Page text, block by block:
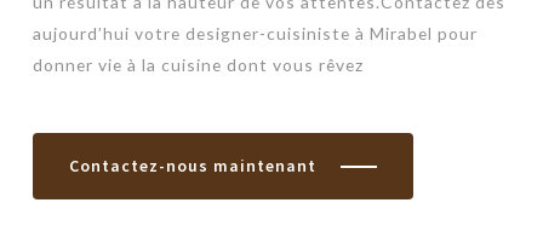
aujourd’hui votre designer-cuisiniste à Mirabel pour
donner vie à la cuisine dont vous rêvez
Contactez-nous maintenant